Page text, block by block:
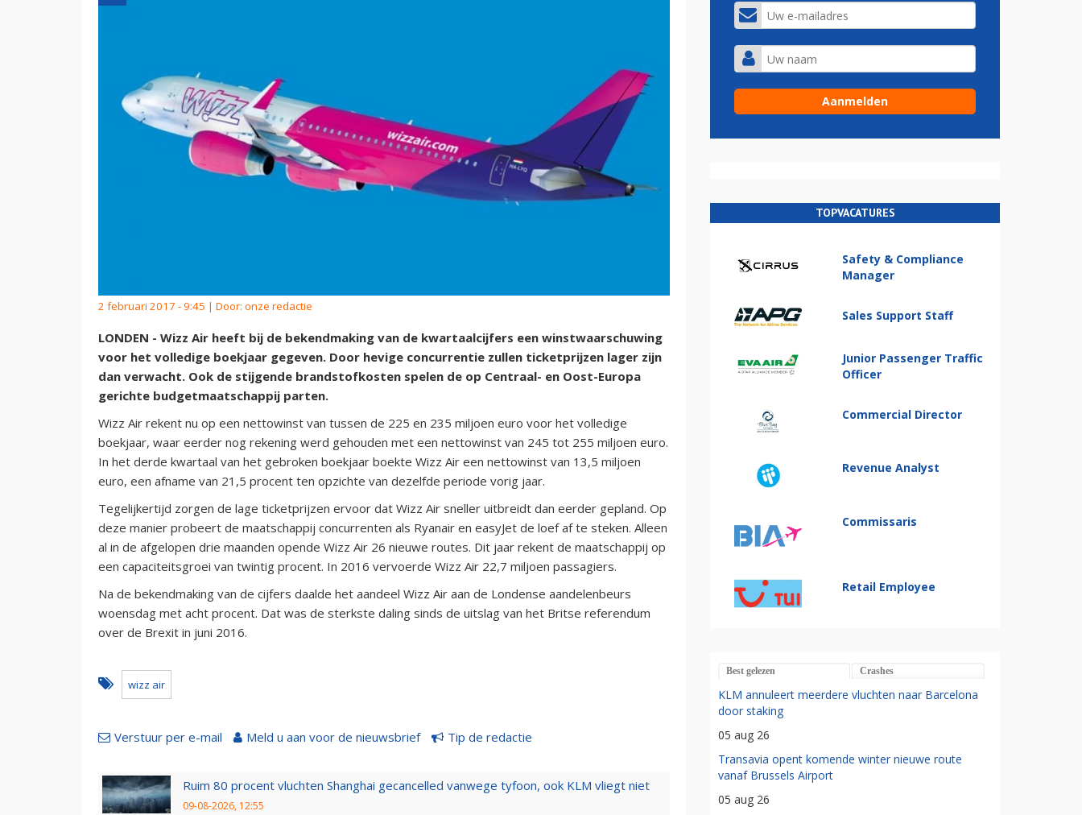
2 februari 2017 - 9:45 | Door: onze redactie
LONDEN - Wizz Air heeft bij de bekendmaking van de kwartaalcijfers een winstwaarschuwing
voor het volledige boekjaar gegeven. Door hevige concurrentie zullen ticketprijzen lager zijn
dan verwacht. Ook de stijgende brandstofkosten spelen de op Centraal- en Oost-Europa
gerichte budgetmaatschappij parten.
Wizz Air rekent nu op een nettowinst van tussen de 225 en 235 miljoen euro voor het volledige
boekjaar, waar eerder nog rekening werd gehouden met een nettowinst van 245 tot 255 miljoen euro.
In het derde kwartaal van het gebroken boekjaar boekte Wizz Air een nettowinst van 13,5 miljoen
euro, een afname van 21,5 procent ten opzichte van dezelfde periode vorig jaar.
Tegelijkertijd zorgen de lage ticketprijzen ervoor dat Wizz Air sneller uitbreidt dan eerder gepland. Op
deze manier probeert de maatschappij concurrenten als Ryanair en easyJet de loef af te steken. Alleen
al in de afgelopen drie maanden opende Wizz Air 26 nieuwe routes. Dit jaar rekent de maatschappij op
een capaciteitsgroei van twintig procent. In 2016 vervoerde Wizz Air 22,7 miljoen passagiers.
Na de bekendmaking van de cijfers daalde het aandeel Wizz Air aan de Londense aandelenbeurs
woensdag met acht procent. Dat was de sterkste daling sinds de uitslag van het Britse referendum
over de Brexit in juni 2016.
wizz air
Verstuur per e-mail Meld u aan voor de nieuwsbrief Tip de redactie
Ruim 80 procent vluchten Shanghai gecancelled vanwege tyfoon, ook KLM vliegt niet
09-08-2026, 12:55
TOPVACATURES
Safety & Compliance
Manager
Sales Support Staff
Junior Passenger Traffic
Officer
Commercial Director
Revenue Analyst
Commissaris
Retail Employee
Best gelezen Crashes
KLM annuleert meerdere vluchten naar Barcelona
door staking
05 aug 26
Transavia opent komende winter nieuwe route
vanaf Brussels Airport
05 aug 26